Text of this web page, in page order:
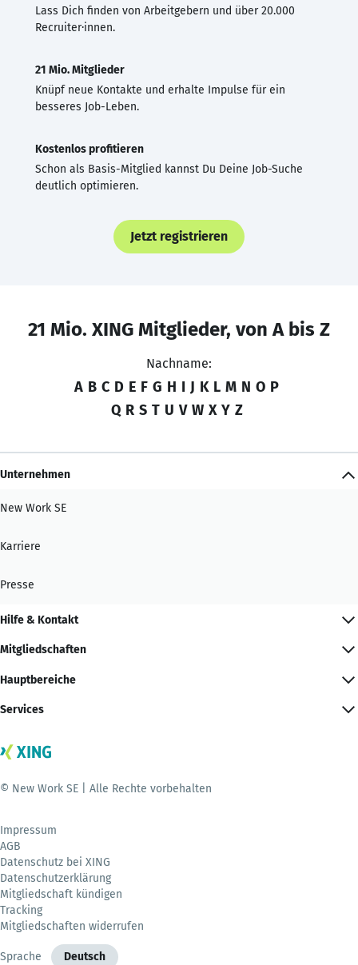
Lass Dich finden von Arbeitgebern und über 20.000
Recruiter·innen.
21 Mio. Mitglieder
Knüpf neue Kontakte und erhalte Impulse für ein
besseres Job-Leben.
Kostenlos profitieren
Schon als Basis-Mitglied kannst Du Deine Job-Suche
deutlich optimieren.
Jetzt registrieren
21 Mio. XING Mitglieder, von A bis Z
Nachname:
A B C D E F G H I J K L M N O P
Q R S T U V W X Y Z
Unternehmen
New Work SE
Karriere
Presse
Hilfe & Kontakt
Mitgliedschaften
Hauptbereiche
Services
© New Work SE | Alle Rechte vorbehalten
Impressum
AGB
Datenschutz bei XING
Datenschutzerklärung
Mitgliedschaft kündigen
Tracking
Mitgliedschaften widerrufen
Sprache Deutsch